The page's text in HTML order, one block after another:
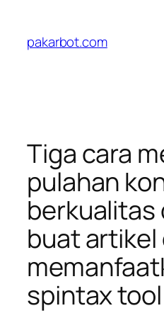
content
pakarbot.com
Tiga cara
pulahan
berkualitas
buat artikel
spintax tool